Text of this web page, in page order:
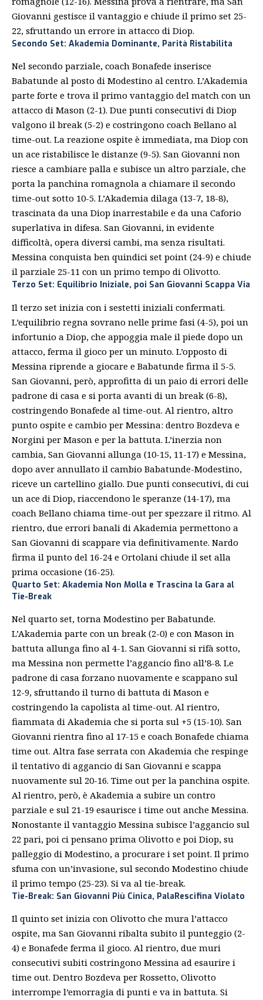
Giovanni gestisce il vantaggio e chiude il primo set 25-
22, sfruttando un errore in attacco di Diop.
Secondo Set: Akademia Dominante, Parità Ristabilita
Nel secondo parziale, coach Bonafede inserisce
Babatunde al posto di Modestino al centro. L’Akademia
parte forte e trova il primo vantaggio del match con un
attacco di Mason (2-1). Due punti consecutivi di Diop
valgono il break (5-2) e costringono coach Bellano al
time-out. La reazione ospite è immediata, ma Diop con
un ace ristabilisce le distanze (9-5). San Giovanni non
riesce a cambiare palla e subisce un altro parziale, che
porta la panchina romagnola a chiamare il secondo
time-out sotto 10-5. L’Akademia dilaga (13-7, 18-8),
trascinata da una Diop inarrestabile e da una Caforio
superlativa in difesa. San Giovanni, in evidente
difficoltà, opera diversi cambi, ma senza risultati.
Messina conquista ben quindici set point (24-9) e chiude
il parziale 25-11 con un primo tempo di Olivotto.
Terzo Set: Equilibrio Iniziale, poi San Giovanni Scappa Via
Il terzo set inizia con i sestetti iniziali confermati.
L’equilibrio regna sovrano nelle prime fasi (4-5), poi un
infortunio a Diop, che appoggia male il piede dopo un
attacco, ferma il gioco per un minuto. L’opposto di
Messina riprende a giocare e Babatunde firma il 5-5.
San Giovanni, però, approfitta di un paio di errori delle
padrone di casa e si porta avanti di un break (6-8),
costringendo Bonafede al time-out. Al rientro, altro
punto ospite e cambio per Messina: dentro Bozdeva e
Norgini per Mason e per la battuta. L’inerzia non
cambia, San Giovanni allunga (10-15, 11-17) e Messina,
dopo aver annullato il cambio Babatunde-Modestino,
riceve un cartellino giallo. Due punti consecutivi, di cui
un ace di Diop, riaccendono le speranze (14-17), ma
coach Bellano chiama time-out per spezzare il ritmo. Al
rientro, due errori banali di Akademia permettono a
San Giovanni di scappare via definitivamente. Nardo
firma il punto del 16-24 e Ortolani chiude il set alla
prima occasione (16-25).
Quarto Set: Akademia Non Molla e Trascina la Gara al
Tie-Break
Nel quarto set, torna Modestino per Babatunde.
L’Akademia parte con un break (2-0) e con Mason in
battuta allunga fino al 4-1. San Giovanni si rifà sotto,
ma Messina non permette l’aggancio fino all’8-8. Le
padrone di casa forzano nuovamente e scappano sul
12-9, sfruttando il turno di battuta di Mason e
costringendo la capolista al time-out. Al rientro,
fiammata di Akademia che si porta sul +5 (15-10). San
Giovanni rientra fino al 17-15 e coach Bonafede chiama
time out. Altra fase serrata con Akademia che respinge
il tentativo di aggancio di San Giovanni e scappa
nuovamente sul 20-16. Time out per la panchina ospite.
Al rientro, però, è Akademia a subire un contro
parziale e sul 21-19 esaurisce i time out anche Messina.
Nonostante il vantaggio Messina subisce l’aggancio sul
22 pari, poi ci pensano prima Olivotto e poi Diop, su
palleggio di Modestino, a procurare i set point. Il primo
sfuma con un’invasione, sul secondo Modestino chiude
il primo tempo (25-23). Si va al tie-break.
Tie-Break: San Giovanni Più Cinica, PalaRescifina Violato
Il quinto set inizia con Olivotto che mura l’attacco
ospite, ma San Giovanni ribalta subito il punteggio (2-
4) e Bonafede ferma il gioco. Al rientro, due muri
consecutivi subiti costringono Messina ad esaurire i
time out. Dentro Bozdeva per Rossetto, Olivotto
interrompe l’emorragia di punti e va in battuta. Si